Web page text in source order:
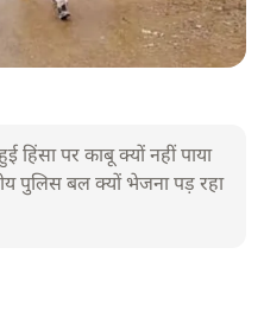
पर काबू क्यों नहीं पाया
पुलिस बल क्यों भेजना पड़ रहा